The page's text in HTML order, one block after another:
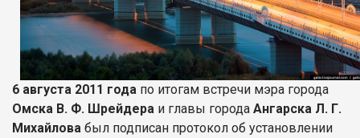
6 августа 2011 года по итогам встречи мэра города
Омска В. Ф. Шрейдера и главы города Ангарска Л. Г.
Михайлова был подписан протокол об установлении